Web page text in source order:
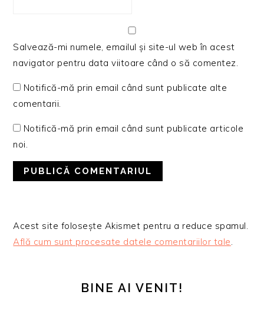
Salvează-mi numele, emailul și site-ul web în acest
navigator pentru data viitoare când o să comentez.
Notifică-mă prin email când sunt publicate alte
comentarii.
Notifică-mă prin email când sunt publicate articole
noi.
Acest site folosește Akismet pentru a reduce spamul.
Află cum sunt procesate datele comentariilor tale.
PRINCIPALĂBINE AI VENIT!